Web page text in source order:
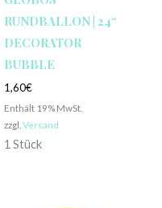
RUNDBALLON | 24“
DECORATOR
BUBBLE
1,60€
Enthält 19% MwSt.
zzgl. Versand
1 Stück